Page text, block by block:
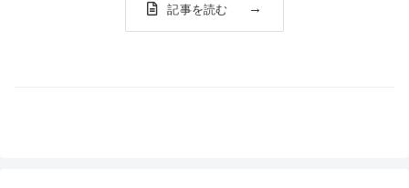
記事を読む